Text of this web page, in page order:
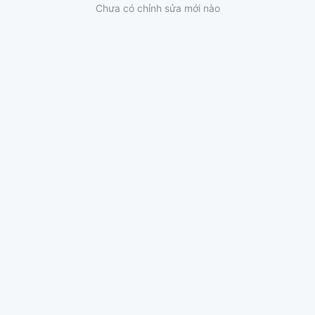
Chưa có chỉnh sửa mới nào